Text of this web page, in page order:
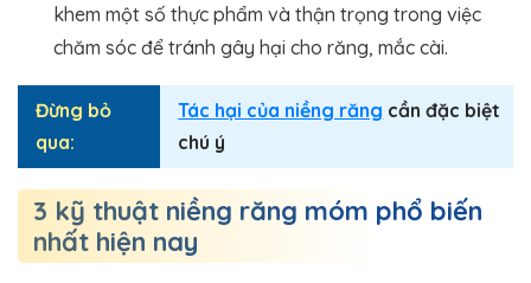
khem một số thực phẩm và thận trọng trong việc
chăm sóc để tránh gây hại cho răng, mắc cài.
Đừng bỏ
qua:
Tác hại của niềng răng cần đặc biệt
chú ý
3 kỹ thuật niềng răng móm phổ biến
nhất hiện nay